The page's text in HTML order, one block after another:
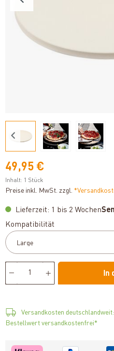
49,95 €
Inhalt: 1 Stück
Preise inkl. MwSt. zzgl.
Lieferzeit: 1 bis 2 Wochen
Kompatibilität
In
Versandkosten
Bestellwert versandkostenfrei*